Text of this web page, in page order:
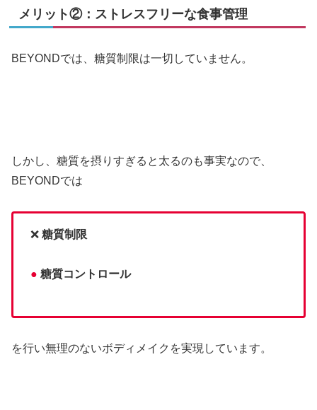
メリット②：ストレスフリーな食事管理
BEYONDでは、糖質制限は一切していません。
しかし、糖質を摂りすぎると太るのも事実なので、
BEYONDでは
❌ 糖質制限
● 糖質コントロール
を行い無理のないボディメイクを実現しています。